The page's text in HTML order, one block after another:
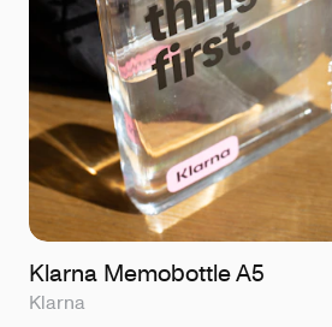
Klarna Memobottle A5
Klarna